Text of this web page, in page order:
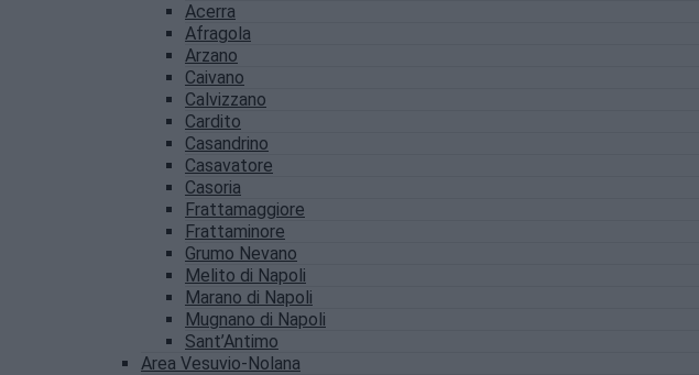
Acerra
Afragola
Arzano
Caivano
Calvizzano
Cardito
Casandrino
Casavatore
Casoria
Frattamaggiore
Frattaminore
Grumo Nevano
Melito di Napoli
Marano di Napoli
Mugnano di Napoli
Sant’Antimo
Area Vesuvio-Nolana